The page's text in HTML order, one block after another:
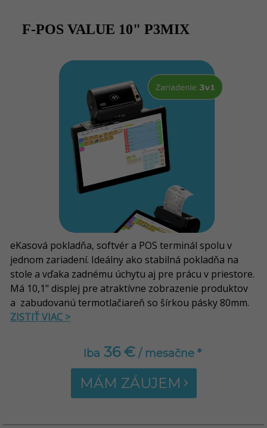
F-POS VALUE 10" P3MIX
eKasová pokladňa, softvér a POS terminál spolu v
jednom zariadení. Ideálny ako stabilná pokladňa na
stole a vďaka zadnému úchytu aj pre prácu v priestore.
Má 10,1" displej pre atraktívne zobrazenie produktov
a zabudovanú termotlačiareň so šírkou pásky 80mm.
ZISTIŤ VIAC >
Iba 36 € / mesačne *
MÁM ZÁUJEM